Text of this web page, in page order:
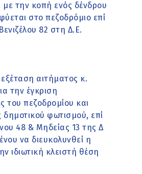
την κοπή ενός δένδρου
στο πεζοδρόμιο επί
82 στη Δ.Ε.
αιτήματος κ.
την έγκριση
πεζοδρομίου και
φωτισμού, επί
48 & Μηδείας 13 της Δ
να διευκολυνθεί η
ιδιωτική κλειστή θέση